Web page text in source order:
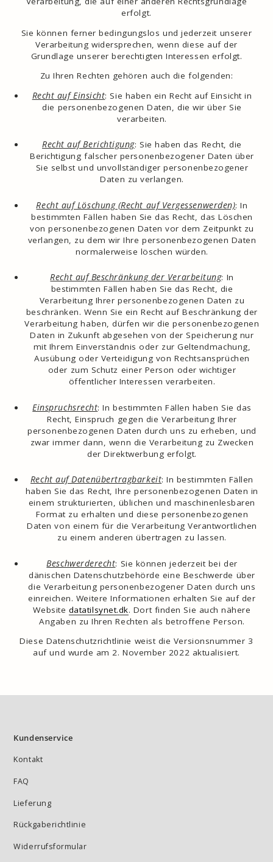
erfolgt.
Sie können ferner bedingungslos und jederzeit unserer
Verarbeitung widersprechen, wenn diese auf der
Grundlage unserer berechtigten Interessen erfolgt.
Zu Ihren Rechten gehören auch die folgenden:
Recht auf Einsicht: Sie haben ein Recht auf Einsicht in
die personenbezogenen Daten, die wir über Sie
verarbeiten.
Recht auf Berichtigung: Sie haben das Recht, die
Berichtigung falscher personenbezogener Daten über
Sie selbst und unvollständiger personenbezogener
Daten zu verlangen.
Recht auf Löschung (Recht auf Vergessenwerden): In
bestimmten Fällen haben Sie das Recht, das Löschen
von personenbezogenen Daten vor dem Zeitpunkt zu
verlangen, zu dem wir Ihre personenbezogenen Daten
normalerweise löschen würden.
Recht auf Beschränkung der Verarbeitung: In
bestimmten Fällen haben Sie das Recht, die
Verarbeitung Ihrer personenbezogenen Daten zu
beschränken. Wenn Sie ein Recht auf Beschränkung der
Verarbeitung haben, dürfen wir die personenbezogenen
Daten in Zukunft abgesehen von der Speicherung nur
mit Ihrem Einverständnis oder zur Geltendmachung,
Ausübung oder Verteidigung von Rechtsansprüchen
oder zum Schutz einer Person oder wichtiger
öffentlicher Interessen verarbeiten.
Einspruchsrecht: In bestimmten Fällen haben Sie das
Recht, Einspruch gegen die Verarbeitung Ihrer
personenbezogenen Daten durch uns zu erheben, und
zwar immer dann, wenn die Verarbeitung zu Zwecken
der Direktwerbung erfolgt.
Recht auf Datenübertragbarkeit: In bestimmten Fällen
haben Sie das Recht, Ihre personenbezogenen Daten in
einem strukturierten, üblichen und maschinenlesbaren
Format zu erhalten und diese personenbezogenen
Daten von einem für die Verarbeitung Verantwortlichen
zu einem anderen übertragen zu lassen.
Beschwerderecht: Sie können jederzeit bei der
dänischen Datenschutzbehörde eine Beschwerde über
die Verarbeitung personenbezogener Daten durch uns
einreichen. Weitere Informationen erhalten Sie auf der
Website datatilsynet.dk. Dort finden Sie auch nähere
Angaben zu Ihren Rechten als betroffene Person.
Diese Datenschutzrichtlinie weist die Versionsnummer 3
auf und wurde am 2. November 2022 aktualisiert.
Kundenservice
Kontakt
FAQ
Lieferung
Rückgaberichtlinie
Widerrufsformular